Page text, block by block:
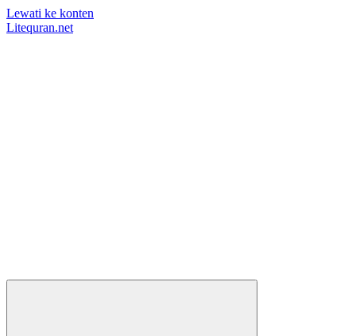
Lewati ke konten
Litequran.net